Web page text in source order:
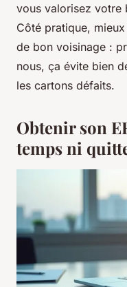
vous valorisez votre
Côté pratique,
de bon voisinage :
nous, ça évite bien
les cartons défaits.
Obtenir son
temps ni